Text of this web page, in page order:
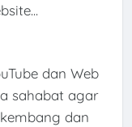
dan Web
sahabat agar
dan